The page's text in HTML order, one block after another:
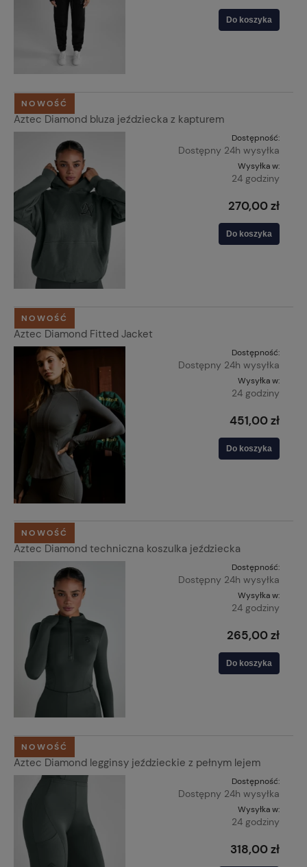
Do koszyka
Aztec Diamond bluza jeździecka z kapturem
Dostępność:
Dostępny 24h wysyłka
Wysyłka w:
24 godziny
270,00 zł
Do koszyka
NOWOŚĆ
Aztec Diamond Fitted Jacket
Dostępność:
Dostępny 24h wysyłka
Wysyłka w:
24 godziny
451,00 zł
Do koszyka
NOWOŚĆ
Aztec Diamond techniczna koszulka jeździecka
Dostępność:
Dostępny 24h wysyłka
Wysyłka w:
24 godziny
265,00 zł
Do koszyka
NOWOŚĆ
Aztec Diamond legginsy jeździeckie z pełnym lejem
Dostępność:
Dostępny 24h wysyłka
Wysyłka w:
24 godziny
318,00 zł
NOWOŚĆ